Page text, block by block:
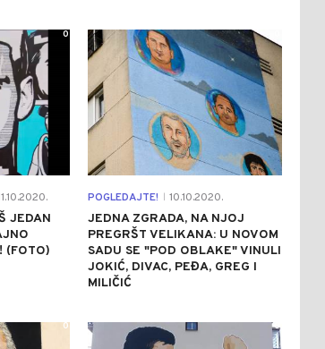
JEDAN
(FOTO)
0
POGLEDAJTE! 10.10.2020.
JEDNA ZGRADA, NA NJOJ
PREGRŠT VELIKANA: U NOVOM
SADU SE "POD OBLAKE" VINULI
JOKIĆ, DIVAC, PEĐA, GREG I
MILIČIĆ
0 0